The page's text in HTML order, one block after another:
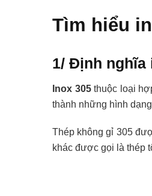
Tìm hiểu
1/ Định nghĩa
Inox 305thuộc loại
thành những hình
Thép không gỉ 305
khác được gọi là thép